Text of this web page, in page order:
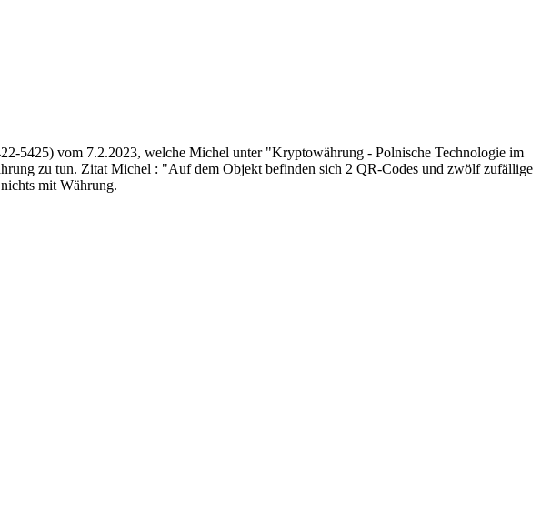
5425) vom 7.2.2023, welche Michel unter "Kryptowährung - Polnische Technologie im
zu tun. Zitat Michel : "Auf dem Objekt befinden sich 2 QR-Codes und zwölf zufällige
mit Währung.